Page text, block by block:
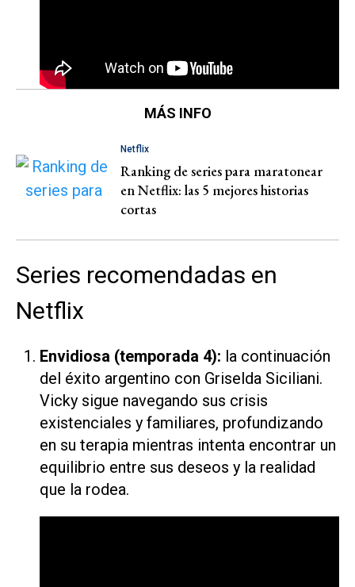
MÁS INFO
Netflix
Ranking de series para maratonear
en Netflix: las 5 mejores historias
cortas
Series recomendadas en
Netflix
Envidiosa (temporada 4): la continuación
del éxito argentino con Griselda Siciliani.
Vicky sigue navegando sus crisis
existenciales y familiares, profundizando
en su terapia mientras intenta encontrar un
equilibrio entre sus deseos y la realidad
que la rodea.